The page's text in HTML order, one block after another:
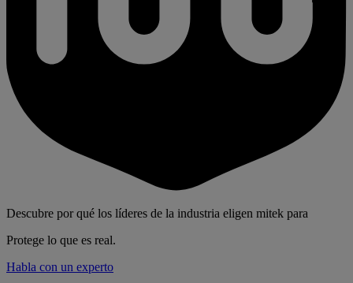
Descubre por qué los líderes de la industria eligen mitek para
Protege lo que es real.
Habla con un experto